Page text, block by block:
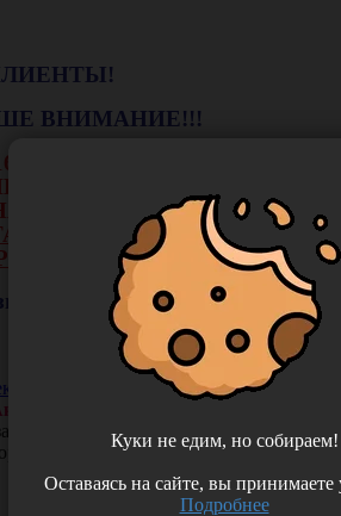
ВНИМАНИЕ!!!
АВГУСТА В ФИЛИАЛЕ Г.
БУДЕТ ДЕЙСТВОВАТЬ
И ТЕРМИНАЛ.
ОНЛАЙН НА НАШЕМ
РАСЧЕТНЫЙ СЧЕТ.
Гинеколога!
и тепло!
и множество счастливых
Куки не едим, но собираем!
Оставаясь на сайте, вы принимаете
Подробнее